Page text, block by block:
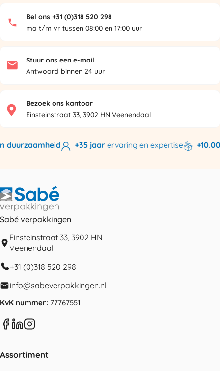
Bel ons +31 (0)318 520 298
ma t/m vr tussen 08:00 en 17:00 uur
Stuur ons een e-mail
Antwoord binnen 24 uur
Bezoek ons kantoor
Einsteinstraat 33, 3902 HN Veenendaal
+35 jaarervaring en expertise
Sabé verpakkingen
Einsteinstraat 33, 3902 HN
Veenendaal
+31 (0)318 520 298
info@sabeverpakkingen.nl
KvK nummer: 77767551
Assortiment